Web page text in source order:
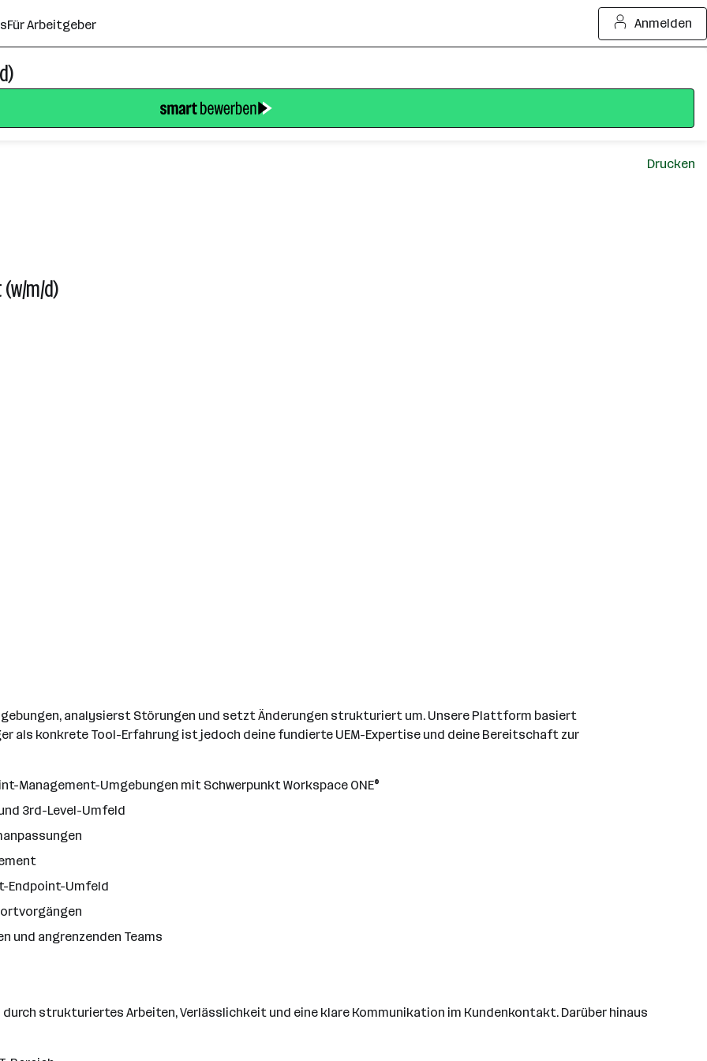
Für Arbeitgeber Anmelden
Drucken
m/d)
analysierst Störungen und setzt Änderungen strukturiert um. Unsere Plattform basiert
als konkrete Tool-Erfahrung ist jedoch deine fundierte UEM-Expertise und deine Bereitschaft zur
Management-Umgebungen mit Schwerpunkt Workspace ONE®
3rd-Level-Umfeld
Endpoint-Umfeld
und angrenzenden Teams
strukturiertes Arbeiten, Verlässlichkeit und eine klare Kommunikation im Kundenkontakt. Darüber hinaus